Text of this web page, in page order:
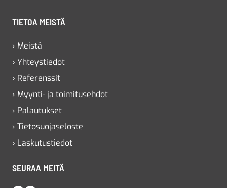
TIETOA MEISTÄ
› Meistä
› Yhteystiedot
› Referenssit
› Myynti- ja toimitusehdot
› Palautukset
› Tietosuojaseloste
› Laskutustiedot
SEURAA MEITÄ